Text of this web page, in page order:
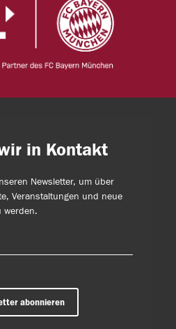
in Kontakt
Newsletter, um über
Veranstaltungen und neue
werden.
abonnieren